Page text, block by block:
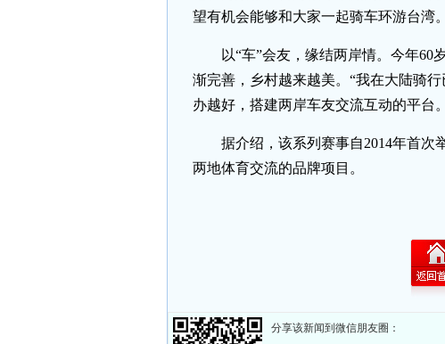
望有机会能够和大家一起骑车环游台湾。
以“车”会友，缘结两岸情。今年
渐完善，乡村越来越美。“我在大陆骑
办越好，搭建两岸车友交流互动的平台。
据介绍，该系列赛事自2014年首次
两地体育交流的品牌项目。
分享该新闻到微信朋友圈：